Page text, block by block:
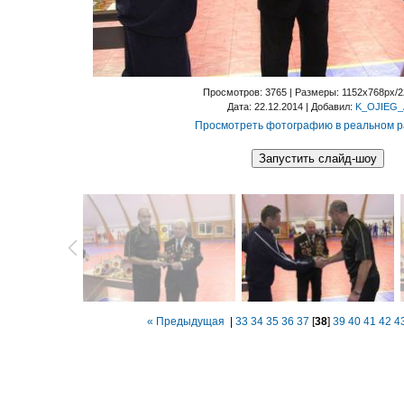
Просмотров: 3765 | Размеры: 1152x768px/
Дата: 22.12.2014 | Добавил:
Просмотреть фотографию в реальном
« Предыдущая 33 34 35 36 37 [38] 39 40 41 42